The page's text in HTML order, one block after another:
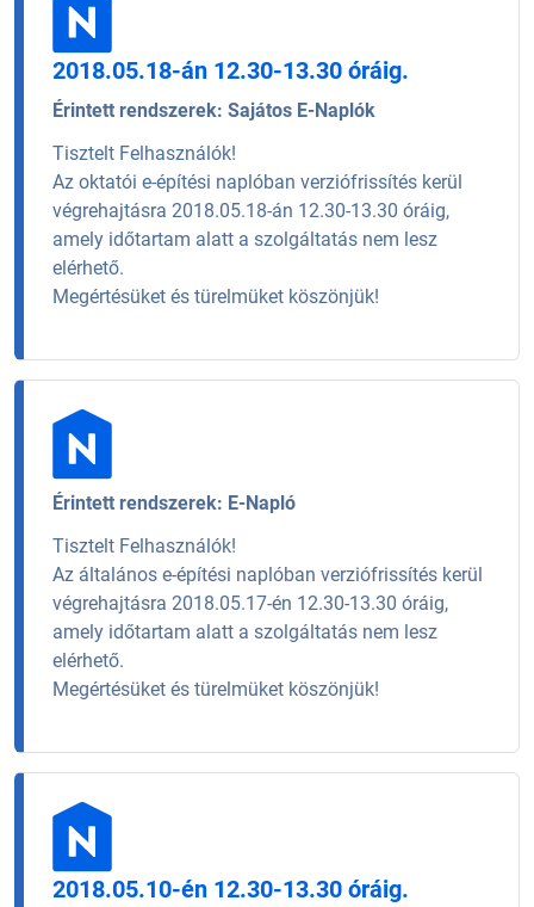
2018.05.18-án 12.30-13.30 óráig.
Érintett rendszerek: Sajátos E-Naplók
Tisztelt Felhasználók!
Az oktatói e-építési naplóban verziófrissítés kerül
végrehajtásra 2018.05.18-án 12.30-13.30 óráig,
amely időtartam alatt a szolgáltatás nem lesz
elérhető.
Megértésüket és türelmüket köszönjük!
Érintett rendszerek: E-Napló
Tisztelt Felhasználók!
Az általános e-építési naplóban verziófrissítés kerül
végrehajtásra 2018.05.17-én 12.30-13.30 óráig,
amely időtartam alatt a szolgáltatás nem lesz
elérhető.
Megértésüket és türelmüket köszönjük!
2018.05.10-én 12.30-13.30 óráig.